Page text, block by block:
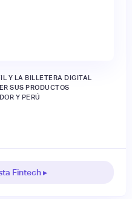
Y LA BILLETERA DIGITAL
SUS PRODUCTOS
Y PERÚ
Fintech ▸